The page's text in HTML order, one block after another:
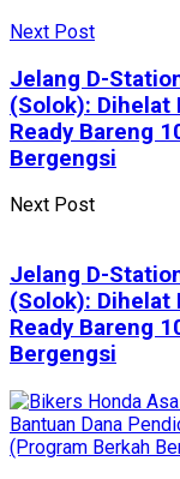
Next Post
Jelang D-
(Solok): Dihelat
Ready Bareng
Bergengsi
Next Post
Jelang D-
(Solok): Dihelat
Ready Bareng
Bergengsi